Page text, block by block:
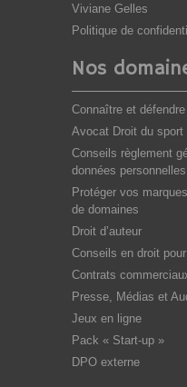
Viviane Gelles
Politique de
Nos
Connaître et
Avocat Droit du sport
Conseils règlement
données
Protéger vos
de domaines
Droit d’auteur
Conseils en droit
Contrats
Presse, Médias et
Jeux en ligne
Pack « Start-up »
DPO externe